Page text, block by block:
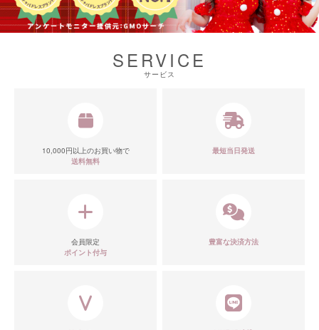
SERVICE
サービス
10,000円以上のお買い物で
送料無料
最短当日発送
会員限定
ポイント付与
豊富な決済方法